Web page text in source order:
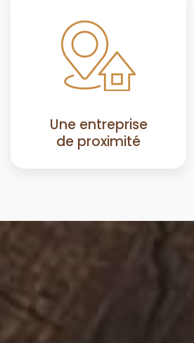
Une entreprise
de proximité